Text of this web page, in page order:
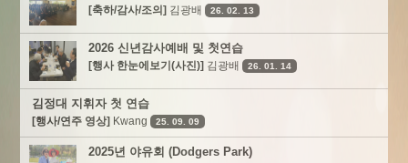
[축하/감사/조의] 김광배 26. 02. 13
2026 신년감사예배 및 첫연습
[행사 한눈에보기(사진)] 김광배 26. 01. 14
김정대 지휘자 첫 연습
[행사/연주 영상] Kwang 25. 09. 09
2025년 야유회 (Dodgers Park)